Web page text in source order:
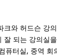
크와 허드슨 강
잘 되는 강의실
퓨터실, 중역 회